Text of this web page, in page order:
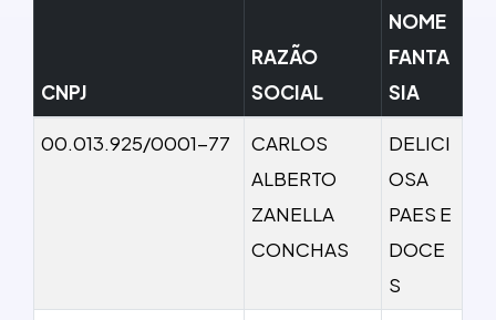
CNPJ
RAZÃO
SOCIAL
NOME
FANTA
SIA
00.013.925/0001-77
CARLOS
ALBERTO
ZANELLA
CONCHAS
DELICI
OSA
PAES E
DOCE
S